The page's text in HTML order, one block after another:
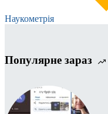
Наукометрія
Популярне зараз